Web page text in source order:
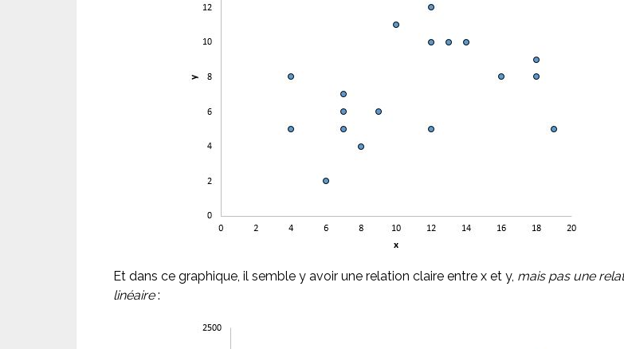
Et dans ce graphique, il semble y avoir une relation claire entre x et y, mais pas une
linéaire: